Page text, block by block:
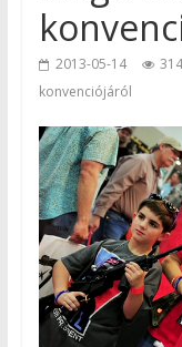
2013-05-14
konvenciójáról